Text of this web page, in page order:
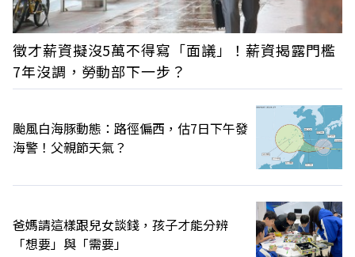
徵才薪資擬沒5萬不得寫「面議」！薪資揭露門檻
7年沒調，勞動部下一步？
颱風白海豚動態：路徑偏西，估7日下午發
海警！父親節天氣？
爸媽請這樣跟兒女談錢，孩子才能分辨
「想要」與「需要」